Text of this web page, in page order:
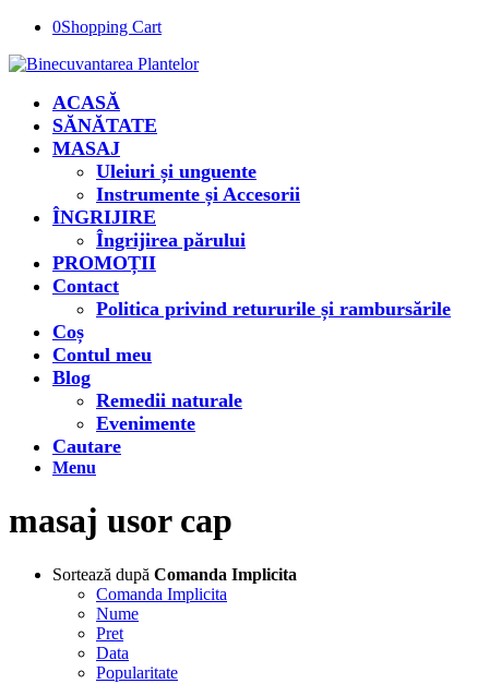
0Shopping Cart
ACASĂ
SĂNĂTATE
MASAJ
Uleiuri și unguente
Instrumente și Accesorii
ÎNGRIJIRE
Îngrijirea părului
PROMOȚII
Contact
Politica privind retururile și rambursările
Coș
Contul meu
Blog
Remedii naturale
Evenimente
Cautare
Menu
masaj usor cap
Sortează după Comanda Implicita
Comanda Implicita
Nume
Pret
Data
Popularitate